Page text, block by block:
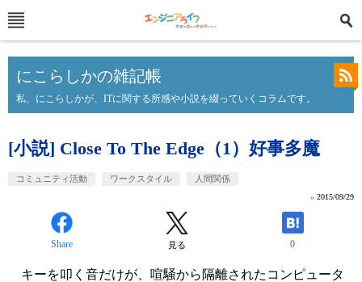
にこらしかの雑記帳
私、にこらしかが、ITに関する所感や小説を綴っていくコラムです。
[小説] Close To The Edge（1）好事多魔
コミュニティ活動 ワークスタイル 人間関係
» 2015/09/29
Share 見る 0
キーを叩く音だけが、喧騒から隔離されたコンピュータ